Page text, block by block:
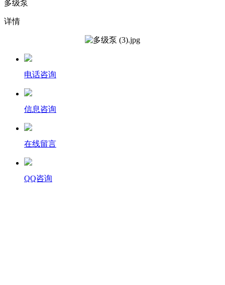
多级泵
详情
电话咨询
信息咨询
在线留言
QQ咨询